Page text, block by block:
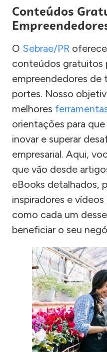
Conteúdos
O Sebrae/PR
conteúdos gratuitos
empreendedores de
portes. Nosso
melhores
orientações para
inovar e superar
empresarial. Aqui,
que vão desde
eBooks detalhados,
inspiradores e
como cada um
beneficiar o seu